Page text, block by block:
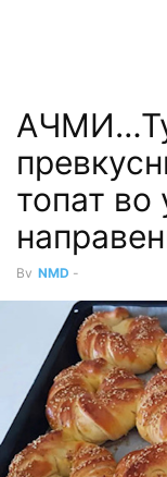
топат во
By NMD -